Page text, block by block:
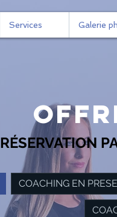
Services Galerie
RÉSERVATION
COACHING EN